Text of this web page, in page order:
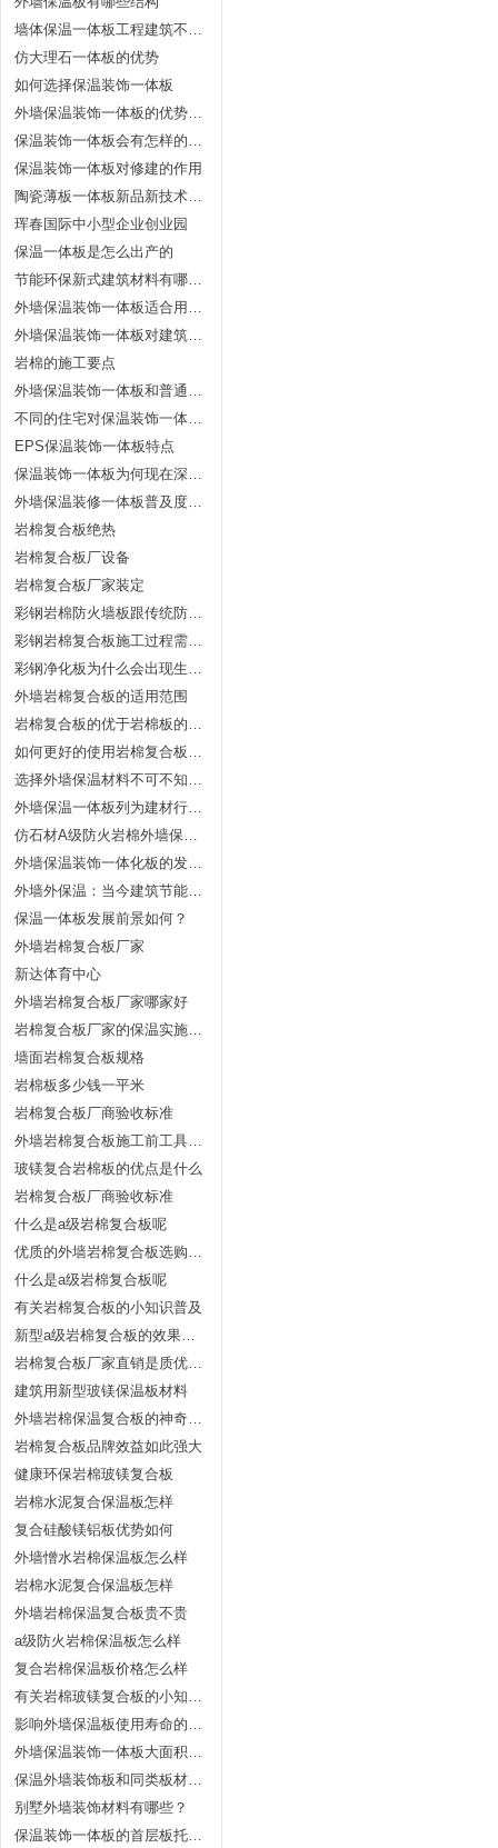
墙体保温一体板工程建筑不可忽略的9大优点
仿大理石一体板的优势
如何选择保温装饰一体板
外墙保温装饰一体板的优势特色
保温装饰一体板会有怎样的使用领域
保温装饰一体板对修建的作用
陶瓷薄板一体板新品新技术应用及商品
珲春国际中小型企业创业园
保温一体板是怎么出产的
节能环保新式建筑材料有哪些？
外墙保温装饰一体板适合用在什么地方
外墙保温装饰一体板对建筑的具体作用体现
岩棉的施工要点
外墙保温装饰一体板和普通保温板有什么区别
不同的住宅对保温装饰一体板的要求
EPS保温装饰一体板特点
保温装饰一体板为何现在深受欢迎
外墙保温装修一体板普及度为什么不高
岩棉复合板绝热
岩棉复合板厂设备
岩棉复合板厂家装定
彩钢岩棉防火墙板跟传统防火建材的比较
彩钢岩棉复合板施工过程需注意什么
彩钢净化板为什么会出现生锈情况
外墙岩棉复合板的适用范围
岩棉复合板的优于岩棉板的好处有哪些？
如何更好的使用岩棉复合板你知道吗
选择外墙保温材料不可不知的十大原则和九大指标
外墙保温一体板列为建材行业重点发展产品
仿石材A级防火岩棉外墙保温一体板
外墙保温装饰一体化板的发展前景
外墙外保温：当今建筑节能的主流趋势
保温一体板发展前景如何？
外墙岩棉复合板厂家
新达体育中心
外墙岩棉复合板厂家哪家好
岩棉复合板厂家的保温实施是如何的？
墙面岩棉复合板规格
岩棉板多少钱一平米
岩棉复合板厂商验收标准
外墙岩棉复合板施工前工具准备
玻镁复合岩棉板的优点是什么
岩棉复合板厂商验收标准
什么是a级岩棉复合板呢
优质的外墙岩棉复合板选购方法
什么是a级岩棉复合板呢
有关岩棉复合板的小知识普及
新型a级岩棉复合板的效果会差吗？
岩棉复合板厂家直销是质优价廉的
建筑用新型玻镁保温板材料
外墙岩棉保温复合板的神奇效果
岩棉复合板品牌效益如此强大
健康环保岩棉玻镁复合板
岩棉水泥复合保温板怎样
复合硅酸镁铝板优势如何
外墙憎水岩棉保温板怎么样
岩棉水泥复合保温板怎样
外墙岩棉保温复合板贵不贵
a级防火岩棉保温板怎么样
复合岩棉保温板价格怎么样
有关岩棉玻镁复合板的小知识普及
影响外墙保温板使用寿命的因素有哪些？
外墙保温装饰一体板大面积脱落的原因
保温外墙装饰板和同类板材价格对比及其维护
别墅外墙装饰材料有哪些？
保温装饰一体板的首层板托架件